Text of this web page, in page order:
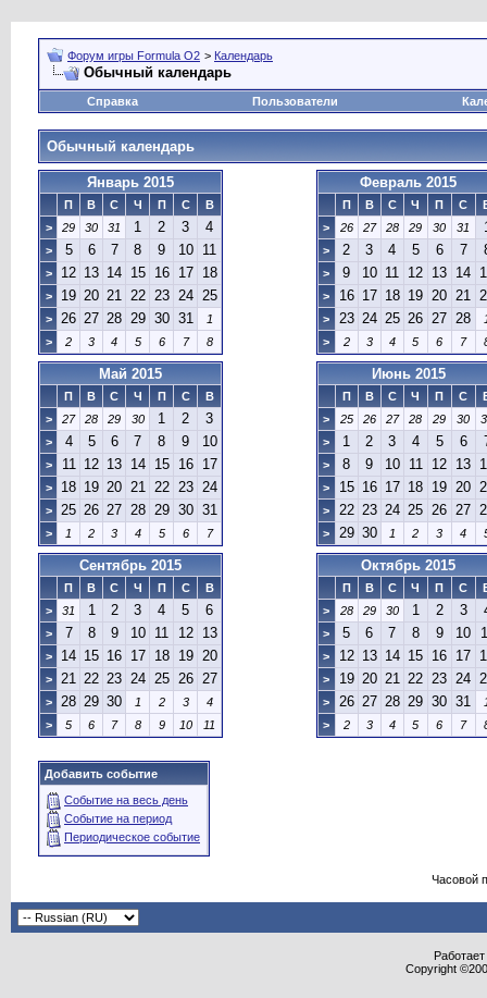
Форум игры Formula O2 > Календарь
Обычный календарь
Справка Пользователи
Обычный календарь
Январь 2015
П В С Ч П С
В
>
29 30 31 1 2 3 4
> 5 6 7 8 9 10 11
> 12 13 14 15 16 17 18
> 19 20 21 22 23 24 25
> 26 27 28 29 30 31
1
>
2 3 4 5 6 7 8
Февраль 2015
П В С Ч П С
>
26 27 28 29 30 31
> 2 3 4 5 6 7
> 9 10 11 12 13 14
> 16 17 18 19 20 21
> 23 24 25 26 27 28
>
2 3 4 5 6 7
Май 2015
П В С Ч П С
В
>
27 28 29 30 1 2 3
> 4 5 6 7 8 9 10
> 11 12 13 14 15 16 17
> 18 19 20 21 22 23 24
> 25 26 27 28 29 30 31
> 1 2 3 4 5 6 7
Июнь 2015
П В С Ч П С
>
25 26 27 28 29 30
>
1 2 3 4 5 6
> 8 9 10 11 12 13
> 15 16 17 18 19 20
> 22 23 24 25 26 27
> 29 30 1 2 3 4
Сентябрь 2015
П В С Ч П С
В
>
31 1 2 3 4 5 6
> 7 8 9 10 11 12 13
> 14 15 16 17 18 19 20
> 21 22 23 24 25 26 27
> 28 29 30 1 2 3
4
>
5 6 7 8 9 10 11
Октябрь 2015
П В С Ч П С
>
28 29 30 1 2 3
> 5 6 7 8 9 10
> 12 13 14 15 16 17
> 19 20 21 22 23 24
> 26 27 28 29 30 31
>
2 3 4 5 6 7
Добавить событие
Событие на весь день
Событие на период
Периодическое событие
Часовой
Copyright